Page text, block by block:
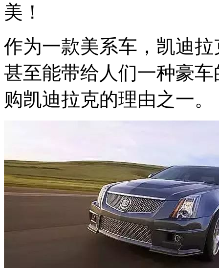
美！
作为一款美系车，凯迪
甚至能带给人们一种豪
购凯迪拉克的理由之一。